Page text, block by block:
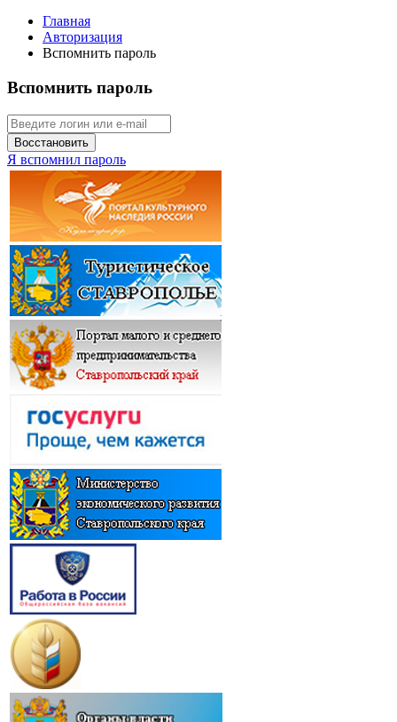
Главная
Авторизация
Вспомнить пароль
Вспомнить пароль
Восстановить
Я вспомнил пароль